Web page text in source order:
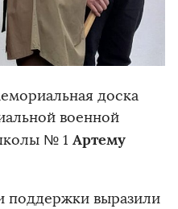
доска
военной
№ 1 Артему
поддержки выразили